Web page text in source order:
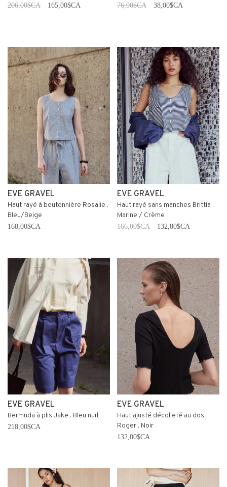
206,00$CA 165,00$CA 76,00$CA 38,00$CA
EVE GRAVEL
Haut rayé à boutonnière Rosalie .
Bleu/Beige
168,00$CA
EVE GRAVEL
Haut rayé sans manches Brittia .
Marine / Crème
166,00$CA 132,80$CA
EVE GRAVEL
Bermuda à plis Jake . Bleu nuit
218,00$CA
EVE GRAVEL
Haut ajusté décolleté au dos
Roger . Noir
132,00$CA